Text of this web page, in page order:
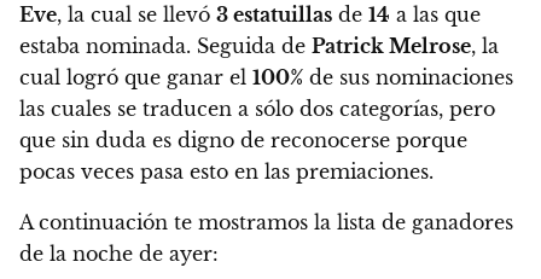
Eve, la cual se llevó 3 estatuillas de 14 a las que
estaba nominada. Seguida de Patrick Melrose, la
cual logró que ganar el 100% de sus nominaciones
las cuales se traducen a sólo dos categorías, pero
que sin duda es digno de reconocerse porque
pocas veces pasa esto en las premiaciones.
A continuación te mostramos la lista de ganadores
de la noche de ayer: